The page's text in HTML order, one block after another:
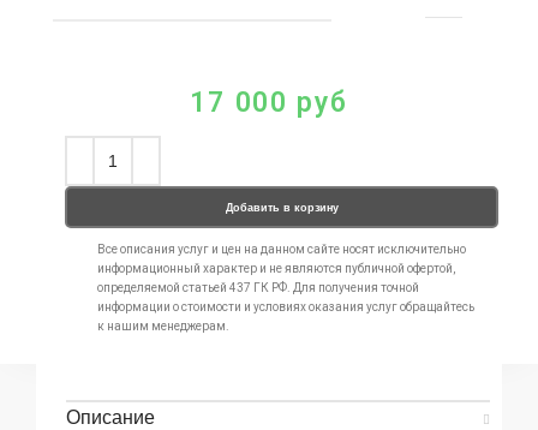
17 000 руб
Добавить в корзину
Все описания услуг и цен на данном сайте носят исключительно
информационный характер и не являются публичной офертой,
определяемой статьей 437 ГК РФ. Для получения точной
информации о стоимости и условиях оказания услуг обращайтесь
к нашим менеджерам.
Описание